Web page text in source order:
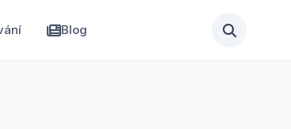
Blog